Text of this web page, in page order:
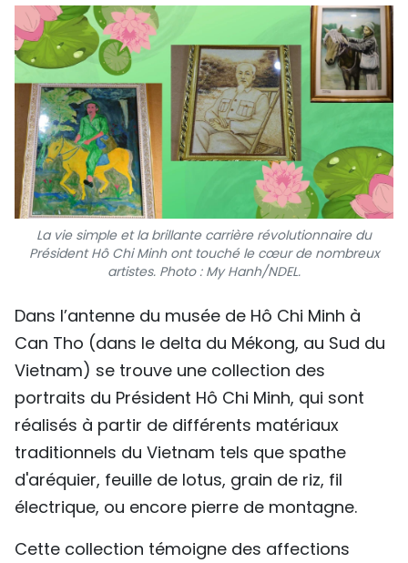
La vie simple et la brillante carrière révolutionnaire du
Président Hô Chi Minh ont touché le cœur de nombreux
artistes. Photo : My Hanh/NDEL.
Dans l’antenne du musée de Hô Chi Minh à
Can Tho (dans le delta du Mékong, au Sud du
Vietnam) se trouve une collection des
portraits du Président Hô Chi Minh, qui sont
réalisés à partir de différents matériaux
traditionnels du Vietnam tels que spathe
d'aréquier, feuille de lotus, grain de riz, fil
électrique, ou encore pierre de montagne.
Cette collection témoigne des affections